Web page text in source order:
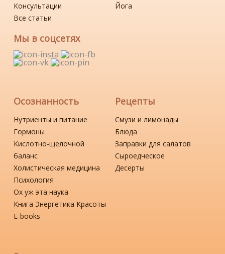
Консультации
Все статьи
Мы в соцсетях
Йога
Осознанность
Нутриенты и питание
Гормоны
Кислотно-щелочной
баланс
Холистическая медицина
Психология
Ох уж эта наука
Книга Энергетика Красоты
Е-books
Рецепты
Смузи и лимонады
Блюда
Заправки для салатов
Сыроедческое
Десерты